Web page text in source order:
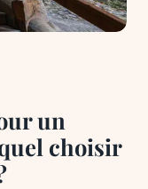
un
choisir